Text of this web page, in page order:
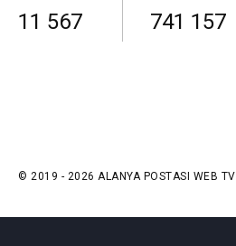
11 567 741 157
© 2019 - 2026 ALANYA POSTASI WEB TV